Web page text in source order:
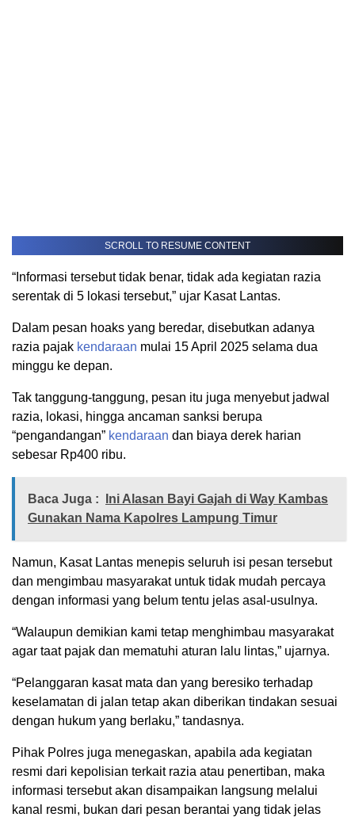
SCROLL TO RESUME CONTENT
“Informasi tersebut tidak benar, tidak ada kegiatan razia
serentak di 5 lokasi tersebut,” ujar Kasat Lantas.
Dalam pesan hoaks yang beredar, disebutkan adanya
razia pajak kendaraan mulai 15 April 2025 selama dua
minggu ke depan.
Tak tanggung-tanggung, pesan itu juga menyebut jadwal
razia, lokasi, hingga ancaman sanksi berupa
“pengandangan” kendaraan dan biaya derek harian
sebesar Rp400 ribu.
Baca Juga :
Ini Alasan Bayi Gajah di Way Kambas
Gunakan Nama Kapolres Lampung Timur
Namun, Kasat Lantas menepis seluruh isi pesan tersebut
dan mengimbau masyarakat untuk tidak mudah percaya
dengan informasi yang belum tentu jelas asal-usulnya.
“Walaupun demikian kami tetap menghimbau masyarakat
agar taat pajak dan mematuhi aturan lalu lintas,” ujarnya.
“Pelanggaran kasat mata dan yang beresiko terhadap
keselamatan di jalan tetap akan diberikan tindakan sesuai
dengan hukum yang berlaku,” tandasnya.
Pihak Polres juga menegaskan, apabila ada kegiatan
resmi dari kepolisian terkait razia atau penertiban, maka
informasi tersebut akan disampaikan langsung melalui
kanal resmi, bukan dari pesan berantai yang tidak jelas